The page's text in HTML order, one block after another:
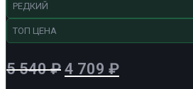
РЕДКИЙ
ТОП ЦЕНА
5 540₽ Первоначальная
4 709 ₽Текущая